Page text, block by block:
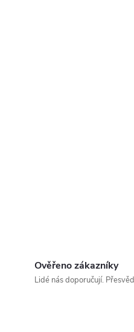
Ověřeno zákazníky
Lidé nás doporučují.